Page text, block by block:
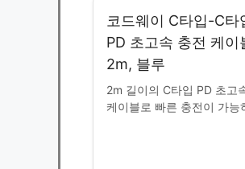
코드웨이 C타입-C타
PD 초고속 충전 케이
2m, 블루
2m 길이의 C타입 PD 초고
케이블로 빠른 충전이 가능